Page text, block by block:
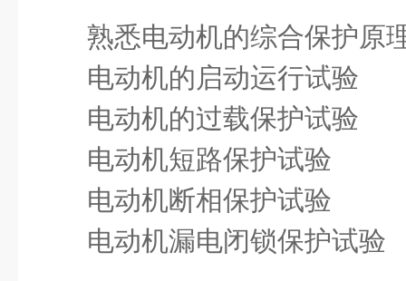
熟悉电动机的综合保护原
电动机的启动运行试验
电动机的过载保护试验
电动机短路保护试验
电动机断相保护试验
电动机漏电闭锁保护试验